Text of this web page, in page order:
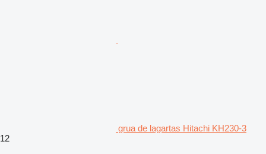
grua de lagartas Hitachi KH230-3
12